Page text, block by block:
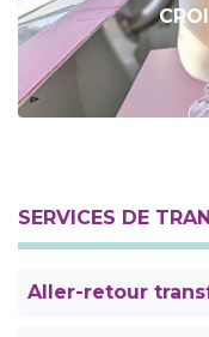
SERVICES DE
Aller-retour